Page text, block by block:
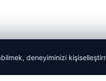
deneyiminizi